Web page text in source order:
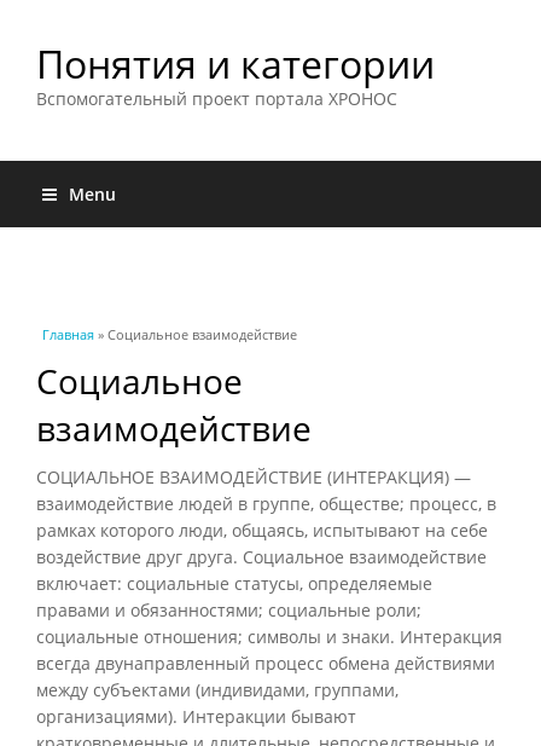
Понятия и категории
Вспомогательный проект портала ХРОНОС
Menu
Вы здесь
Главная » Социальное взаимодействие
Социальное
взаимодействие
СОЦИАЛЬНОЕ ВЗАИМОДЕЙСТВИЕ (ИНТЕРАКЦИЯ) —
взаимодействие людей в группе, обществе; процесс, в
рамках которого люди, общаясь, испытывают на себе
воздействие друг друга. Социальное взаимодействие
включает: социальные статусы, определяемые
правами и обязанностями; социальные роли;
социальные отношения; символы и знаки. Интеракция
всегда двунаправленный процесс обмена действиями
между субъектами (индивидами, группами,
организациями). Интеракции бывают